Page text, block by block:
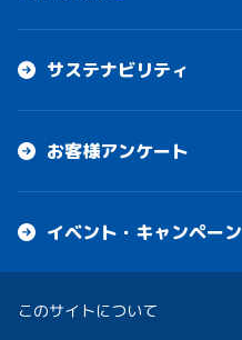
サステナビリティ
お客様アンケート
イベント・キャンペーン
このサイトについて